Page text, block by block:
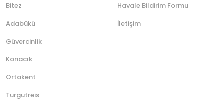
Bitez
Adabükü
Güvercinlik
Konacık
Ortakent
Turgutreis
Havale Bildirim Formu
İletişim